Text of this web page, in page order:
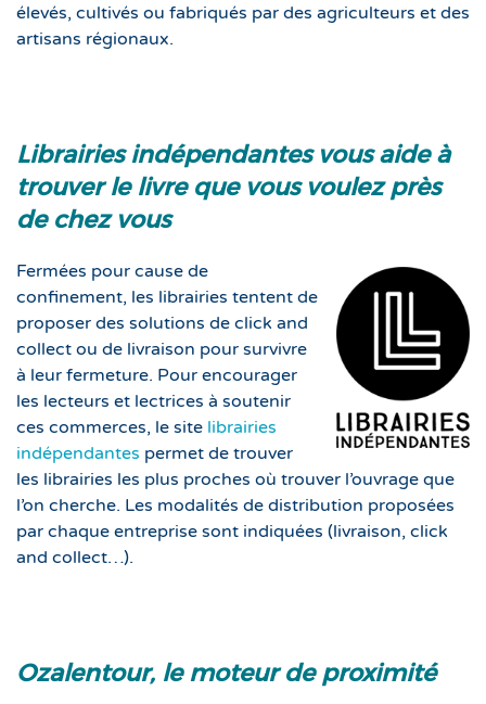
élevés, cultivés ou fabriqués par des agriculteurs et des
artisans régionaux.
Librairies indépendantes vous aide à
trouver le livre que vous voulez près
de chez vous
Fermées pour cause de
confinement, les librairies tentent de
proposer des solutions de click and
collect ou de livraison pour survivre
à leur fermeture. Pour encourager
les lecteurs et lectrices à soutenir
ces commerces, le site librairies
indépendantes permet de trouver
les librairies les plus proches où trouver l’ouvrage que
l’on cherche. Les modalités de distribution proposées
par chaque entreprise sont indiquées (livraison, click
and collect…).
Ozalentour, le moteur de proximité